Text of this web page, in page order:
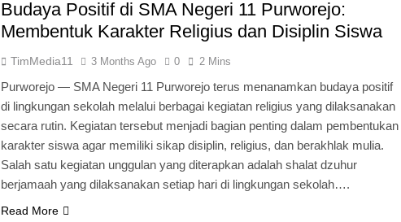
Budaya Positif di SMA Negeri 11 Purworejo:
Membentuk Karakter Religius dan Disiplin Siswa
TimMedia11 3 Months Ago 0 2 Mins
Purworejo — SMA Negeri 11 Purworejo terus menanamkan budaya positif
di lingkungan sekolah melalui berbagai kegiatan religius yang dilaksanakan
secara rutin. Kegiatan tersebut menjadi bagian penting dalam pembentukan
karakter siswa agar memiliki sikap disiplin, religius, dan berakhlak mulia.
Salah satu kegiatan unggulan yang diterapkan adalah shalat dzuhur
berjamaah yang dilaksanakan setiap hari di lingkungan sekolah….
Read More